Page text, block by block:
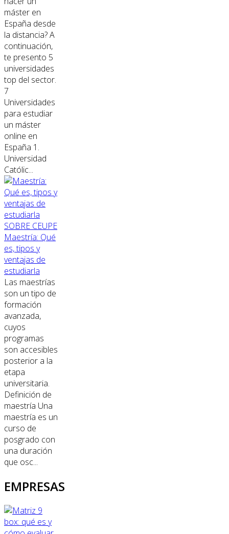
máster en
España desde
la distancia? A
continuación,
te presento 5
universidades
top del sector.
7
Universidades
para estudiar
un máster
online en
España 1.
Universidad
Católic...
SOBRE CEUPE
Maestría: Qué
es, tipos y
ventajas de
estudiarla
Las maestrías
son un tipo de
formación
avanzada,
cuyos
programas
son accesibles
posterior a la
etapa
universitaria.
Definición de
maestría Una
maestría es un
curso de
posgrado con
una duración
que osc...
EMPRESAS